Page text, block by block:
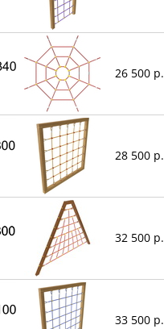
26 500 р.
28 500 р.
32 500 р.
33 500 р.